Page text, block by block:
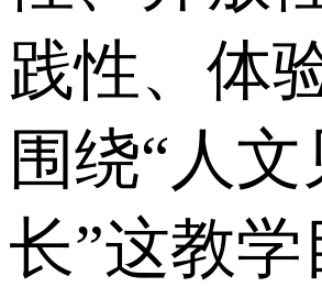
践性、体
围绕“人文
长”这教学